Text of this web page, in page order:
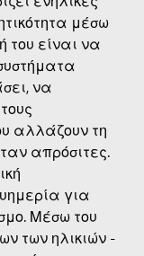
μέσω
του είναι να
να
αλλάζουν τη
απρόσιτες.
για
Μέσω του
των ηλικιών -